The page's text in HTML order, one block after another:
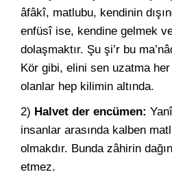
âfâkî, matlubu, kendinin
enfüsî ise, kendine gelmek
dolaşmaktır. Şu şi’r bu
Kör gibi, elini sen uzatma
olanlar hep kilimin altında.
2) Halvet der encümen:
insanlar arasında kalben
olmakdır. Bunda zâhirin
etmez.